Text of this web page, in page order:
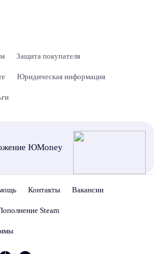
Защита покупателя
Юридическая информация
ЮMoney
Контакты Вакансии
Steam